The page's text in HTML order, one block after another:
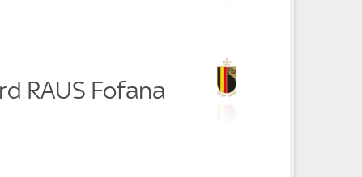
RAUS Fofana